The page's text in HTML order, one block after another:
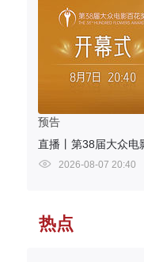
预告
直播丨第38届大众电
2026-08-07 20:40
热点